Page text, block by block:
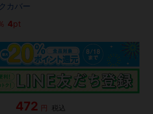
カバー
4pt
472 円 税込